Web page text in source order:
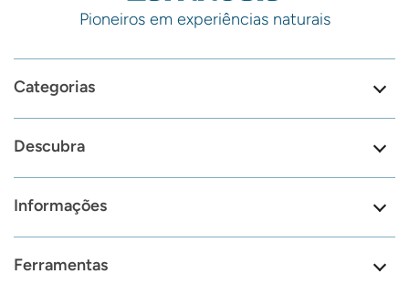
Pioneiros em experiências naturais
Categorias
Descubra
Informações
Ferramentas